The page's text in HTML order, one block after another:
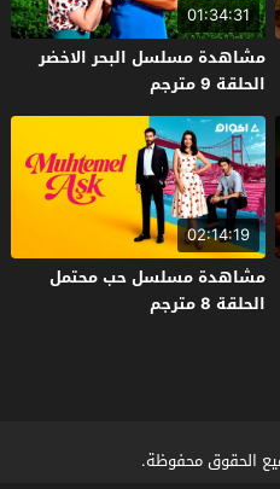
01:34:31
مشاهدة مسلسل البحر الاخضر
الحلقة 9 مترجم
02:14:19
مشاهدة مسلسل حب محتمل
الحلقة 8 مترجم